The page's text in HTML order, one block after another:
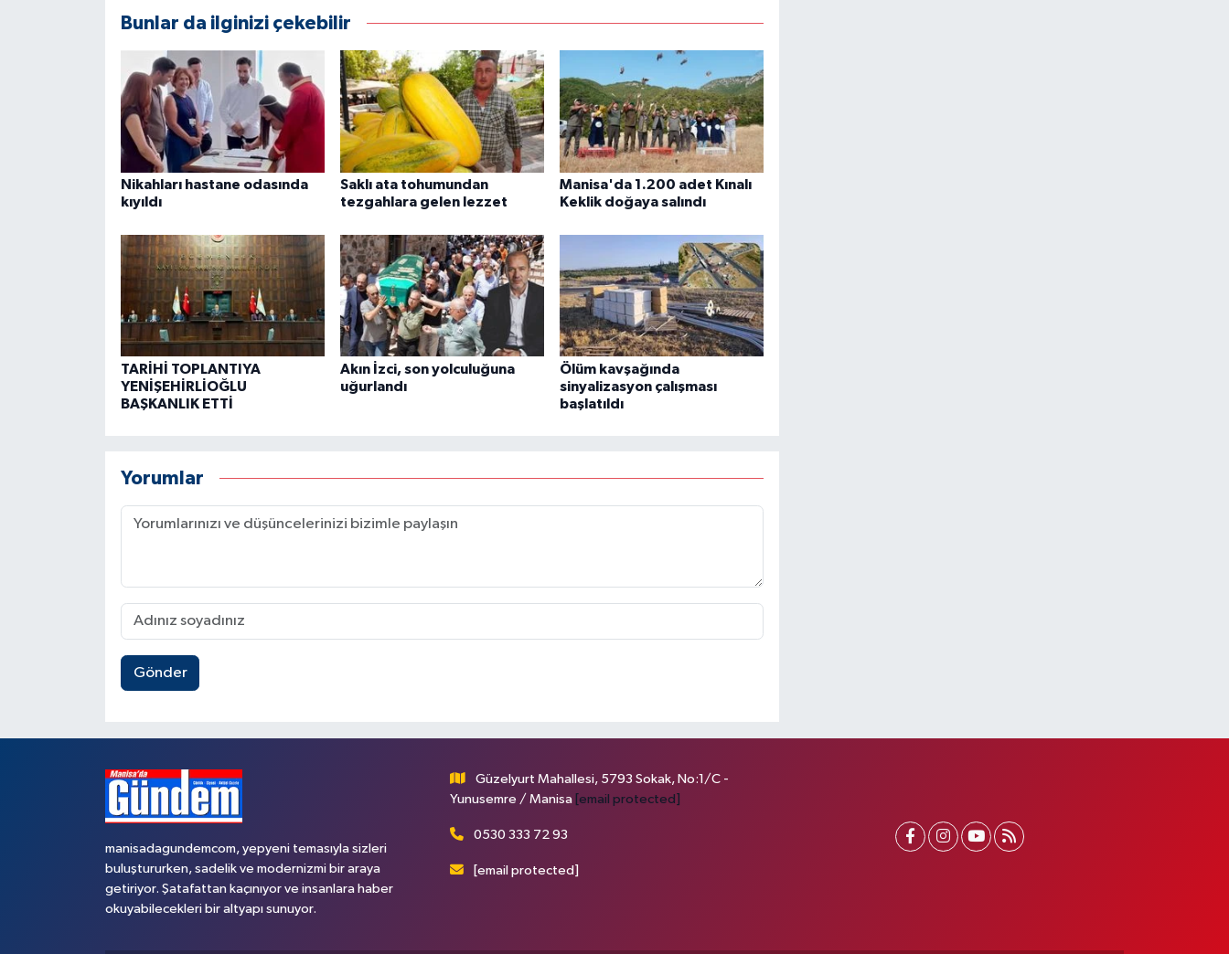
Bunlar da ilginizi çekebilir
Nikahları hastane odasında
kıyıldı
Saklı ata tohumundan
tezgahlara gelen lezzet
Manisa'da 1.200 adet Kınalı
Keklik doğaya salındı
TARİHİ TOPLANTIYA
YENİŞEHİRLİOĞLU
BAŞKANLIK ETTİ
Akın İzci, son yolculuğuna
uğurlandı
Ölüm kavşağında
sinyalizasyon çalışması
başlatıldı
Yorumlar
Gönder
manisadagundemcom, yepyeni temasıyla sizleri
buluştururken, sadelik ve modernizmi bir araya
getiriyor. Şatafattan kaçınıyor ve insanlara haber
okuyabilecekleri bir altyapı sunuyor.
Güzelyurt Mahallesi, 5793 Sokak, No:1/C -
Yunusemre / Manisa [email protected]
0530 333 72 93
[email protected]